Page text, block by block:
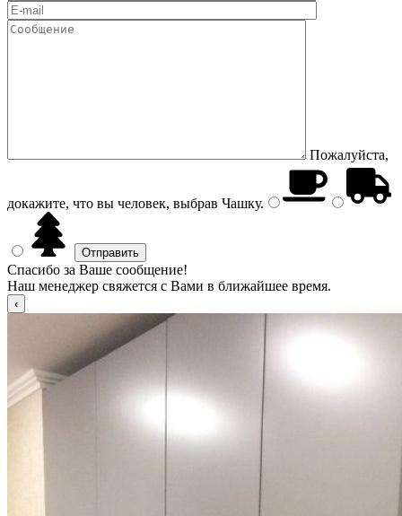
Пожалуйста,
докажите, что вы человек, выбрав Чашку.
Спасибо за Ваше сообщение!
Наш менеджер свяжется с Вами в ближайшее время.